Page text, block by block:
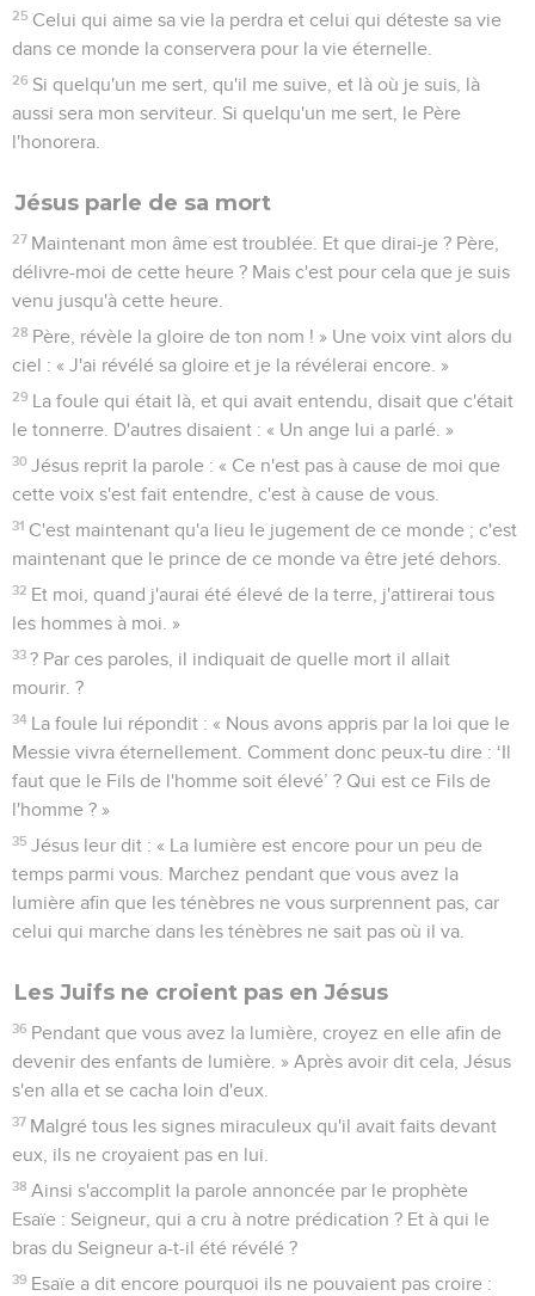
25 Celui qui aime sa vie la perdra et celui qui déteste sa vie
dans ce monde la conservera pour la vie éternelle.
26 Si quelqu'un me sert, qu'il me suive, et là où je suis, là
aussi sera mon serviteur. Si quelqu'un me sert, le Père
l'honorera.
Jésus parle de sa mort
27 Maintenant mon âme est troublée. Et que dirai-je ? Père,
délivre-moi de cette heure ? Mais c'est pour cela que je suis
venu jusqu'à cette heure.
28 Père, révèle la gloire de ton nom ! » Une voix vint alors du
ciel : « J'ai révélé sa gloire et je la révélerai encore. »
29 La foule qui était là, et qui avait entendu, disait que c'était
le tonnerre. D'autres disaient : « Un ange lui a parlé. »
30 Jésus reprit la parole : « Ce n'est pas à cause de moi que
cette voix s'est fait entendre, c'est à cause de vous.
31 C'est maintenant qu'a lieu le jugement de ce monde ; c'est
maintenant que le prince de ce monde va être jeté dehors.
32 Et moi, quand j'aurai été élevé de la terre, j'attirerai tous
les hommes à moi. »
33 ? Par ces paroles, il indiquait de quelle mort il allait
mourir. ?
34 La foule lui répondit : « Nous avons appris par la loi que le
Messie vivra éternellement. Comment donc peux-tu dire : ‘Il
faut que le Fils de l'homme soit élevé’ ? Qui est ce Fils de
l'homme ? »
35 Jésus leur dit : « La lumière est encore pour un peu de
temps parmi vous. Marchez pendant que vous avez la
lumière afin que les ténèbres ne vous surprennent pas, car
celui qui marche dans les ténèbres ne sait pas où il va.
Les Juifs ne croient pas en Jésus
36 Pendant que vous avez la lumière, croyez en elle afin de
devenir des enfants de lumière. » Après avoir dit cela, Jésus
s'en alla et se cacha loin d'eux.
37 Malgré tous les signes miraculeux qu'il avait faits devant
eux, ils ne croyaient pas en lui.
38 Ainsi s'accomplit la parole annoncée par le prophète
Esaïe : Seigneur, qui a cru à notre prédication ? Et à qui le
bras du Seigneur a-t-il été révélé ?
39 Esaïe a dit encore pourquoi ils ne pouvaient pas croire :